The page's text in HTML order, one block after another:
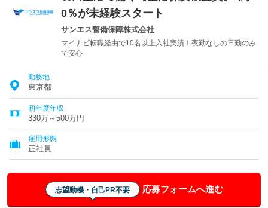
0％が未経験スタート
サンエス警備保障株式会社
マイナビ転職経由で10名以上入社実績！夜勤なしの日勤のみ
で安心
勤務地
東京都
初年度年収
330万～500万円
雇用形態
正社員
志望動機・自己PR不要 応募フォームへ進む